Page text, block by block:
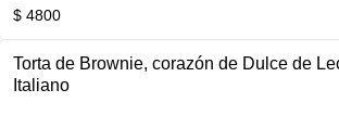
$ 4800
Torta de Brownie, corazón de Dulce de
Italiano